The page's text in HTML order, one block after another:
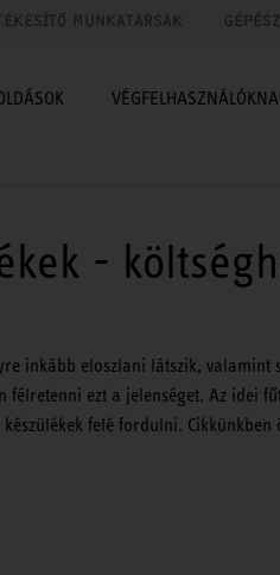
MUNKATÁRSAK
-
inkább eloszlani látszik, valamint
ezt a jelenséget. Az idei
felé fordulni. Cikkünkben